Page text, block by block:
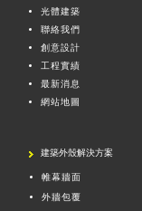
光體建築
聯絡我們
創意設計
工程實績
最新消息
網站地圖
建築外殼解決方案
帷幕牆面
外牆包覆